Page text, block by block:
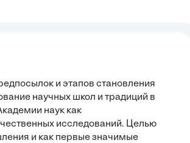
и этапов становления
научных школ и традиций в
наук как
исследований. Целью
и как первые значимые